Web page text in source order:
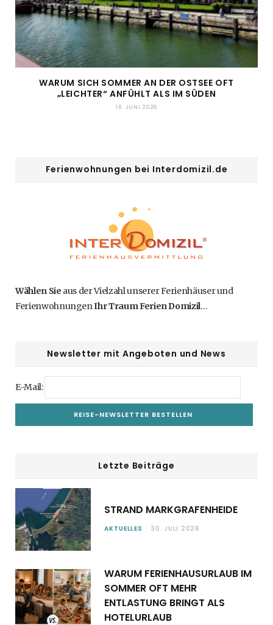
WARUM SICH SOMMER AN DER OSTSEE OFT
„LEICHTER“ ANFÜHLT ALS IM SÜDEN
18. JUNI 2026
Ferienwohnungen bei Interdomizil.de
Wählen Sie aus der Vielzahl unserer Ferienhäuser und
FerienwohnungenIhr Traum Ferien Domizil…
Newsletter mit Angeboten und News
E-Mail:
Letzte Beiträge
STRAND MARKGRAFENHEIDE
AKTUELLES 30. JULI 2026
WARUM FERIENHAUSURLAUB IM
SOMMER OFT MEHR
ENTLASTUNG BRINGT ALS
HOTELURLAUB